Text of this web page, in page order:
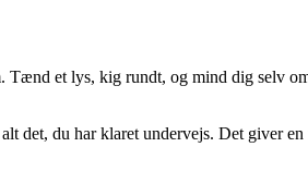
et lys, kig rundt, og mind dig selv
du har klaret undervejs. Det giver